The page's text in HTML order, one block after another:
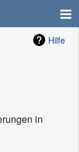
Hilfe
in